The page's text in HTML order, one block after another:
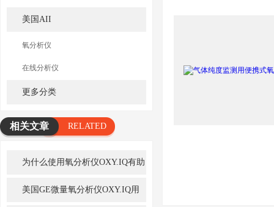
美国AII
氧分析仪
在线分析仪
更多分类
相关文章
RELATED
为什么使用氧分析仪OXY.IQ有助
于提高锅炉的燃烧效率
美国GE微量氧分析仪OXY.IQ用